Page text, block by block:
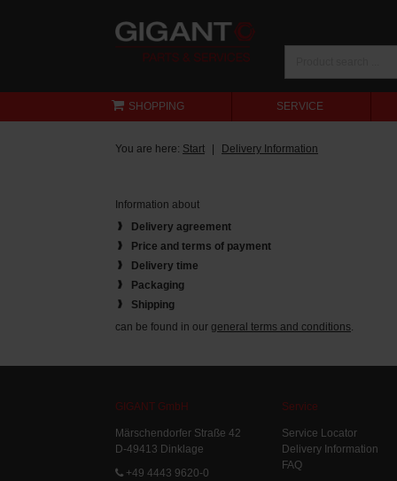
SHOPPING SERVICE
You are here: Start Delivery Information
Information about
Delivery agreement
Price and terms of payment
Delivery time
Packaging
Shipping
can be found in our general terms and conditions.
GIGANT GmbH
Märschendorfer Straße 42
D-49413 Dinklage
+49 4443 9620-0
Service
Service Locator
Delivery Information
FAQ